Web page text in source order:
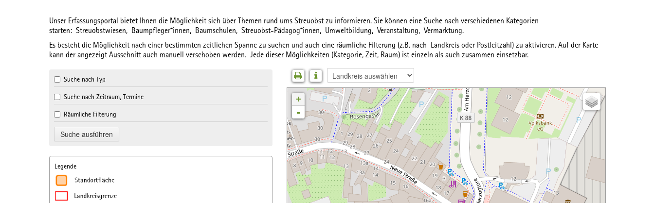
Unser Erfassungsportal bietet Ihnen die Möglichkeit sich über Themen rund ums Streuobst zu informieren. Sie können eine Suche nach verschiedenen Kategorien
starten: Streuobstwiesen, Baumpfleger*innen, Baumschulen, Streuobst-Pädagog*innen, Umweltbildung,Veranstaltung,Vermarktung.
Es besteht die Möglichkeit nach einer bestimmten zeitlichen Spannezu suchen und auch eine räumliche Filterung (z.B. nach Landkreis oder Postleitzahl) zu aktivieren. Auf der Karte
kann der angezeigt Ausschnitt auch manuell verschoben werden. Jede dieser Möglichkeiten (Kategorie, Zeit, Raum) ist einzeln als auch zusammen einsetzbar.
Suche nach Typ
Suche nach Zeitraum, Termine
Räumliche Filterung
Legende
+
-